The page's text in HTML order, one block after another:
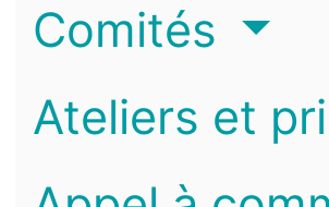
Comités
Ateliers et